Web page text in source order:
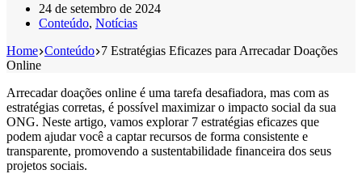
24 de setembro de 2024
Conteúdo, Notícias
Home Conteúdo 7 Estratégias Eficazes para Arrecadar Doações
Online
Arrecadar doações online é uma tarefa desafiadora, mas com as
estratégias corretas, é possível maximizar o impacto social da sua
ONG. Neste artigo, vamos explorar 7 estratégias eficazes que
podem ajudar você a captar recursos de forma consistente e
transparente, promovendo a sustentabilidade financeira dos seus
projetos sociais.